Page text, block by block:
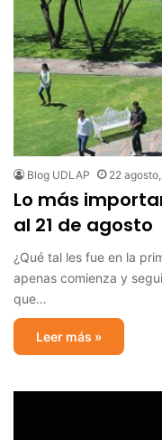
Blog UDLAP 22
Lo más
al 21 de agosto
¿Qué tal les fue en la
apenas comienza y
que…
Leer más »